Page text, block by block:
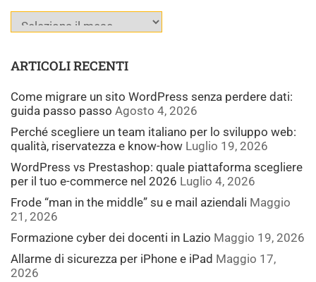
ARTICOLI RECENTI
Come migrare un sito WordPress senza perdere dati:
guida passo passo Agosto 4, 2026
Perché scegliere un team italiano per lo sviluppo web:
qualità, riservatezza e know-how Luglio 19, 2026
WordPress vs Prestashop: quale piattaforma scegliere
per il tuo e-commerce nel 2026 Luglio 4, 2026
Frode “man in the middle” su e mail aziendali Maggio
21, 2026
Formazione cyber dei docenti in Lazio Maggio 19, 2026
Allarme di sicurezza per iPhone e iPad Maggio 17,
2026